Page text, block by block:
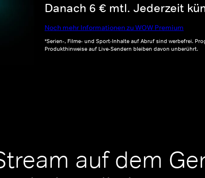
Danach 6 € mtl. Jederzeit
Noch mehr Informationen zu WOW Premium
*Serien-, Filme- und Sport-Inhalte auf Abruf sind werbefrei.
Produkthinweise auf Live-Sendern bleiben davon unberührt.
auf dem